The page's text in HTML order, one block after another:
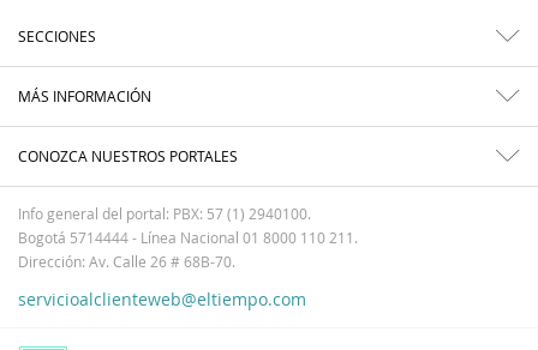
SECCIONES
MÁS INFORMACIÓN
CONOZCA NUESTROS PORTALES
Info general del portal: PBX: 57 (1) 2940100.
Bogotá 5714444 - Línea Nacional 01 8000 110 211.
Dirección: Av. Calle 26 # 68B-70.
servicioalclienteweb@eltiempo.com